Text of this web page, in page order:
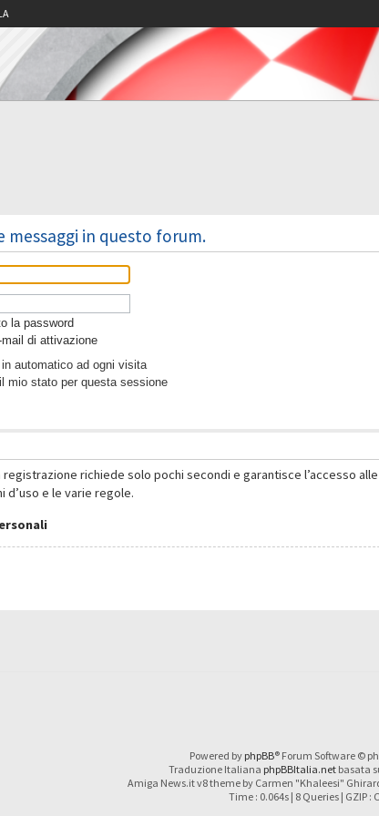
messaggi in questo forum.
la password
mail di attivazione
automatico ad ogni visita
mio stato per questa sessione
richiede solo pochi secondi e garantisce l’accesso
e le varie regole.
Powered by phpBB® Forum Software ©
Traduzione Italiana phpBBItalia.netbasata
Amiga News.it v8 theme by Carmen "Khaleesi"
Time : 0.064s | 8 Queries | GZIP :